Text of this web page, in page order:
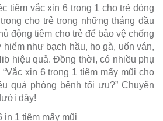
tiêm vắc xin 6 trong 1 cho trẻ đóng
cho trẻ trong những tháng đầu
động tiêm cho trẻ để bảo vệ chống
hiểm như bạch hầu, ho gà, uốn ván,
hiệu quả. Đồng thời, có nhiều phụ
xin 6 trong 1 tiêm mấy mũi cho
quả phòng bệnh tối ưu?” Chuyên
đây!